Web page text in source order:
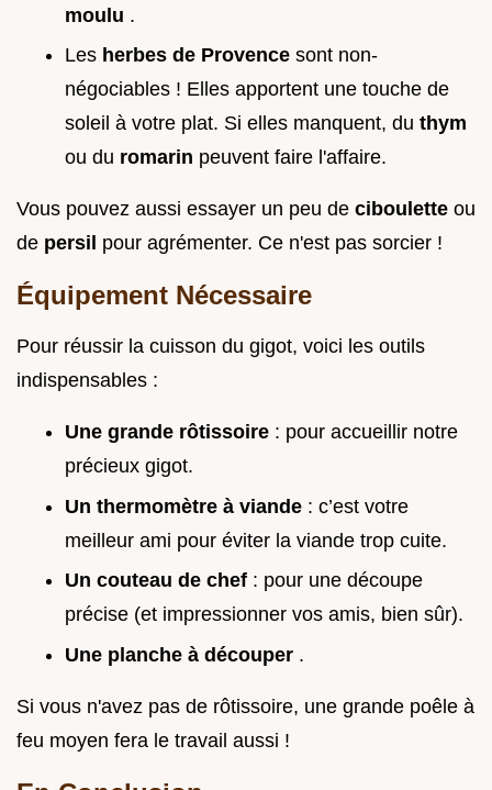
moulu .
Les herbes de Provence sont non-
négociables ! Elles apportent une touche de
soleil à votre plat. Si elles manquent, du thym
ou du romarin peuvent faire l'affaire.
Vous pouvez aussi essayer un peu de ciboulette ou
de persil pour agrémenter. Ce n'est pas sorcier !
Équipement Nécessaire
Pour réussir la cuisson du gigot, voici les outils
indispensables :
Une grande rôtissoire : pour accueillir notre
précieux gigot.
Un thermomètre à viande : c’est votre
meilleur ami pour éviter la viande trop cuite.
Un couteau de chef : pour une découpe
précise (et impressionner vos amis, bien sûr).
Une planche à découper .
Si vous n'avez pas de rôtissoire, une grande poêle à
feu moyen fera le travail aussi !